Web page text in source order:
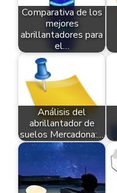
Comparativa de los
mejores
abrillantadores para
el…
Análisis del
abrillantador de
suelos Mercadona:…